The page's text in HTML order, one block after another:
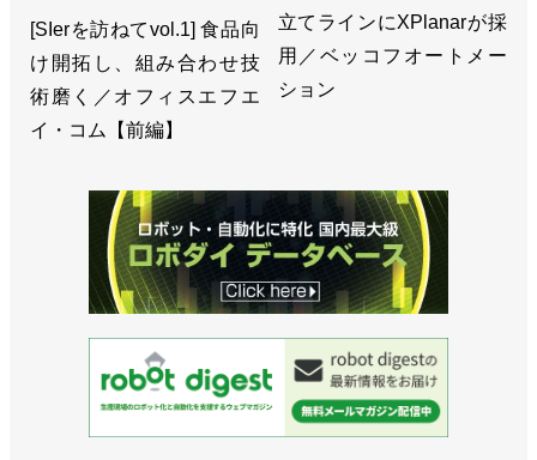
>>高重量化・密集化に対応した自動車製造向けロボ
ットを開発／安川電機
>>25年２月期は受注伸びず減収減益、今期は反転増
>>トヨタと共同でロボット溶接の新工法を開発／安
>>最先端を常にキャッチアップ、セル制御を新たな
>>１t可搬のスカラロボット発売、EVバッテリーの
組み付けに／安川電機
[SIerを訪ねてvol.1] 食品向
け開拓し、組み合わせ技
術磨く／オフィスエフエ
イ・コム【前編】
立てラインにXPlanarが採
用／ベッコフオートメー
ション